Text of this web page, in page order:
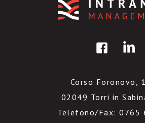
Corso Foronovo,
02049 Torri in
Telefono/Fax: 0765